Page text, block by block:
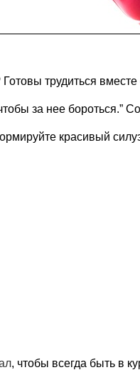
Готовы трудиться
за нее бороться.”
красивый
, чтобы всегда быть в